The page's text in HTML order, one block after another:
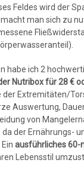
Feldes wird der
man sich zu
habe ich 2
Nutribox für 28 €
Extremitäten/
Auswertung, Dauer
von
der Ernährungs-
Einausführliches 60-
Lebensstil